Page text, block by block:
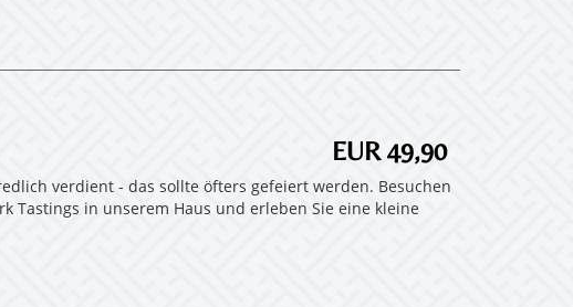
EUR 49,90
verdient - das sollte öfters gefeiert werden. Besuchen
Tastings in unserem Haus und erleben Sie eine kleine